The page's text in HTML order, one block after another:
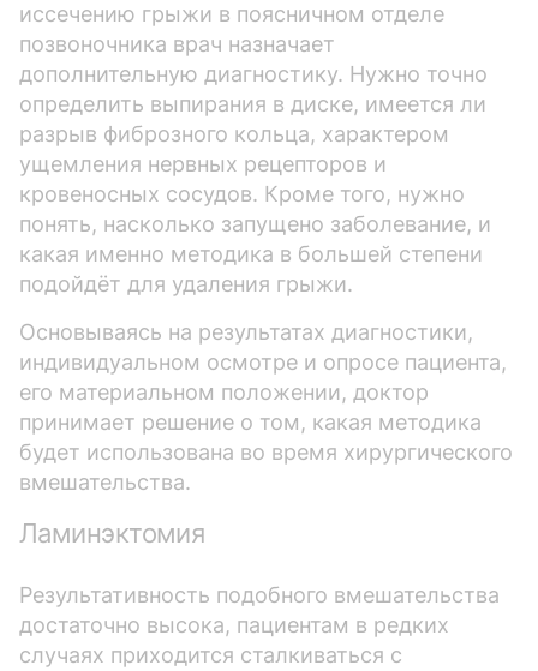
иссечению грыжи в поясничном отделе
позвоночника врач назначает
дополнительную диагностику. Нужно точно
определить выпирания в диске, имеется ли
разрыв фиброзного кольца, характером
ущемления нервных рецепторов и
кровеносных сосудов. Кроме того, нужно
понять, насколько запущено заболевание, и
какая именно методика в большей степени
подойдёт для удаления грыжи.
Основываясь на результатах диагностики,
индивидуальном осмотре и опросе пациента,
его материальном положении, доктор
принимает решение о том, какая методика
будет использована во время хирургического
вмешательства.
Ламинэктомия
Результативность подобного вмешательства
достаточно высока, пациентам в редких
случаях приходится сталкиваться с